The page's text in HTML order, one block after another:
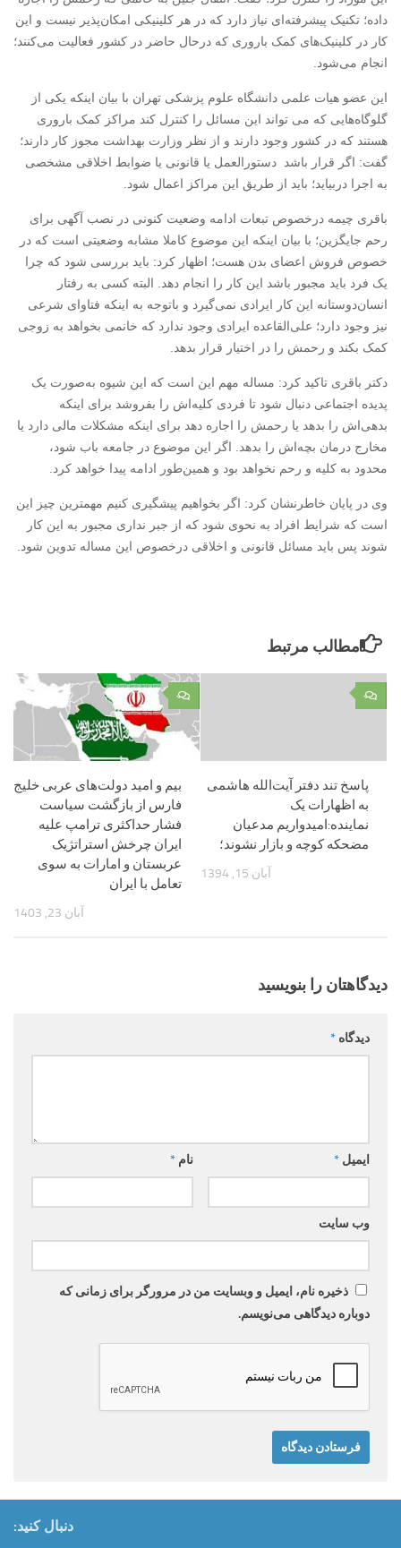
داده؛ تکنیک پیشرفته‌ای نیاز دارد که در هر کلینیکی امکان‌پذیر نیست و این
کار در کلینیک‌های کمک باروری که درحال حاضر در کشور فعالیت می‌کنند؛
انجام می‌شود.
این عضو هیات علمی دانشگاه علوم پزشکی تهران با بیان اینکه یکی از
گلوگاه‌هایی که می تواند این مسائل را کنترل کند مراکز کمک باروری
هستند که در کشور وجود دارند و از نظر وزارت بهداشت مجوز کار دارند؛
گفت: اگر قرار باشد دستورالعمل یا قانونی یا ضوابط اخلاقی مشخصی
به اجرا دربیاید؛ باید از طریق این مراکز اعمال شود.
باقری چیمه درخصوص تبعات ادامه وضعیت کنونی در نصب آگهی برای
رحم جایگزین؛ با بیان اینکه این موضوع کاملا مشابه وضعیتی است که در
خصوص فروش اعضای بدن هست؛ اظهار کرد: باید بررسی شود که چرا
یک فرد باید مجبور باشد این کار را انجام دهد. البته کسی به رفتار
انسان‌دوستانه‌ این کار ایرادی نمی‌گیرد و باتوجه به اینکه فتاوای شرعی
نیز وجود دارد؛ علی‌القاعده ایرادی وجود ندارد که خانمی بخواهد به زوجی
کمک بکند و رحمش را در اختیار قرار بدهد.
دکتر باقری تاکید کرد: مساله‌ مهم این است که این شیوه به‌صورت یک
پدیده اجتماعی دنبال شود تا فردی کلیه‌اش را بفروشد برای اینکه
بدهی‌اش را بدهد یا رحمش را اجاره دهد برای اینکه مشکلات مالی دارد یا
مخارج درمان بچه‌اش را بدهد. اگر این موضوع در جامعه باب شود،
محدود به کلیه و رحم نخواهد بود و همین‌طور ادامه پیدا خواهد کرد.
وی در پایان خاطرنشان کرد: اگر بخواهیم پیشگیری کنیم مهمترین چیز این
است که شرایط افراد به نحوی شود که از جبر نداری مجبور به این کار
شوند پس باید مسائل قانونی و اخلاقی درخصوص این مساله تدوین شود.
مطالب مرتبط
۰
بیم و امید دولت‌های عربی خلیج
فارس از بازگشت سیاست
فشار حداکثری ترامپ علیه
ایران چرخش استراتژیک
عربستان و امارات به سوی
تعامل با ایران
آبان 23, 1403
۰
پاسخ تند دفتر آیت‌الله هاشمی
به اظهارات یک
نماینده:امیدواریم مدعیان
مضحکه کوچه و بازار نشوند؛
آبان 15, 1394
دیدگاهتان را بنویسید
دیدگاه *
نام * ایمیل *
وب‌ سایت
ذخیره نام، ایمیل و وبسایت من در مرورگر برای زمانی که
دوباره دیدگاهی می‌نویسم.
دنبال کنید: